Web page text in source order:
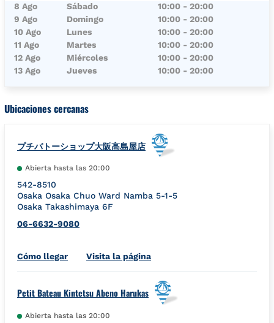
8 Ago
Sábado 10:00 - 20:00
9 Ago
Domingo 10:00 - 20:00
10 Ago
Lunes 10:00 - 20:00
11 Ago
Martes 10:00 - 20:00
12 Ago
Miércoles 10:00 - 20:00
13 Ago
Jueves 10:00 - 20:00
Ubicaciones cercanas
プチバトーショップ大阪高島屋店
Abierta hasta las 20:00
542-8510
Osaka Osaka Chuo Ward Namba 5-1-5
Osaka Takashimaya 6F
06-6632-9080
Cómo llegarLink Opens in New Tab
Visita la página
Petit Bateau Kintetsu Abeno Harukas
Abierta hasta las 20:00